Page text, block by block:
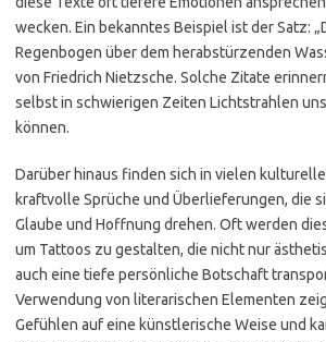
wecken. Ein bekanntes Beispiel ist der Satz:
Regenbogen über dem herabstürzenden
von Friedrich Nietzsche. Solche Zitate
selbst in schwierigen Zeiten Lichtstrahlen
können.
Darüber hinaus finden sich in vielen
kraftvolle Sprüche und Überlieferungen, die
Glaube und Hoffnung drehen. Oft werden
um Tattoos zu gestalten, die nicht nur
auch eine tiefe persönliche Botschaft
Verwendung von literarischen Elementen
Gefühlen auf eine künstlerische Weise und